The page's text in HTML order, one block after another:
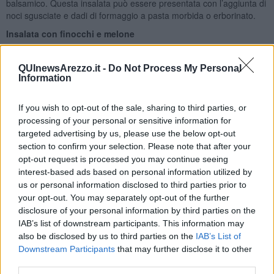
QUInewsArezzo.it - Do Not Process My Personal
Information
If you wish to opt-out of the sale, sharing to third parties, or
processing of your personal or sensitive information for
targeted advertising by us, please use the below opt-out
section to confirm your selection. Please note that after your
opt-out request is processed you may continue seeing
interest-based ads based on personal information utilized by
us or personal information disclosed to third parties prior to
your opt-out. You may separately opt-out of the further
disclosure of your personal information by third parties on the
IAB’s list of downstream participants. This information may
also be disclosed by us to third parties on the IAB’s List of
Downstream Participants that may further disclose it to other
balsamico. Questa insalata può essere presentata con l’aggiunta di
noci sgusciate e dadi di formaggio a pasta morbida o erborinato.
Insalata con finocchi e melone
finocchi e del melone si armonizza con i pomodorini ed il crescione.
Per realizzarla basta lavare, asciugare e spezzettare il crescione, o
limone. Non dispiace un po’ di zenzero fresco.
seguimi anche suwww.rubinarovini.com
Rubina Rovini
Se vuoi leggere le notizie principali della Toscana iscriviti alla
Newsletter QUInews - ToscanaMedia.Arriva gratis tutti i giorni
alle 20:00 direttamente nella tua casella di posta.